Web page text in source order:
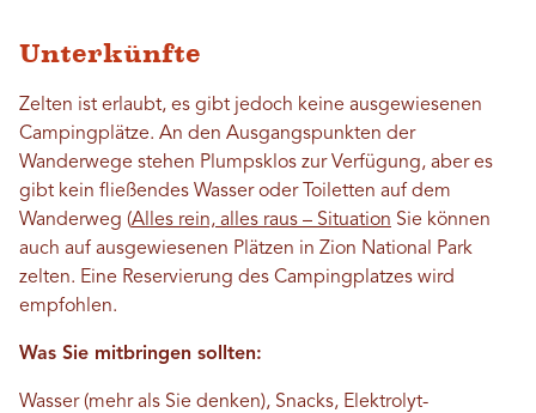
Unterkünfte
Zelten ist erlaubt, es gibt jedoch keine ausgewiesenen
Campingplätze. An den Ausgangspunkten der
Wanderwege stehen Plumpsklos zur Verfügung, aber es
gibt kein fließendes Wasser oder Toiletten auf dem
Wanderweg (Alles rein, alles raus – Situation Sie können
auch auf ausgewiesenen Plätzen in Zion National Park
zelten. Eine Reservierung des Campingplatzes wird
empfohlen.
Was Sie mitbringen sollten:
Wasser (mehr als Sie denken), Snacks, Elektrolyt-